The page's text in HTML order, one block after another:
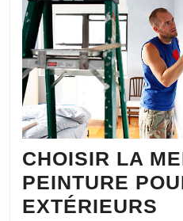
CHOISIR LA
PEINTURE
EXTÉRIEURS